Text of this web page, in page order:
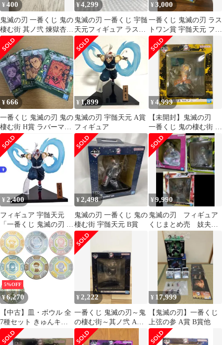
¥400
鬼滅の刃 一番くじ 鬼の
棲む街 其ノ弐 煉獄杏寿
郎 ラバーマスコット
¥4,299
鬼滅の刃 一番くじ 宇髄
天元フィギュア ラスト
ワンとA賞
¥3,000
一番くじ 鬼滅の刃 ラス
トワン賞 宇髄天元 フィ
ギュア
¥666
一番くじ 鬼滅の刃 鬼の
棲む街 H賞 ラバーマス
コット 3種セット
¥ 1,899
鬼滅の刃 宇髄天元 A賞
フィギュア
¥4,999
【未開封】鬼滅の刃
一番くじ 鬼の棲む街 其
ノ弐 B賞 我妻善逸フィ
ギュア
¥ 2,400
フィギュア 宇髄天元
「一番くじ 鬼滅の刃 ～
鬼の棲む街～ 其ノ弐」
A賞
¥2,498
鬼滅の刃 一番くじ 鬼の
棲む街 宇髄天元 B賞
¥9,990
鬼滅の刃 フィギュア
くじまとめ売 妓夫太
郎 宇随天元 堕姫３
セット未使用未開封
5%OFF
¥6,270
【中古】皿・ボウル 全
7種セット きゅんキャ
ラ 小皿 「一番くじ 鬼
滅の刃 ～鬼の棲む街～
¥ 2,222
一番くじ 鬼滅の刃～鬼
の棲む街～其ノ弐 A賞
宇髄天元 フィギュア
¥ 17,999
【鬼滅の刃】一番くじ
上弦の参 A賞 B賞他